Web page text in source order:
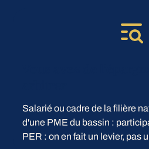
Salarié ou cadre de la filière
d'une PME du bassin :
PER : on en fait un levier, pas